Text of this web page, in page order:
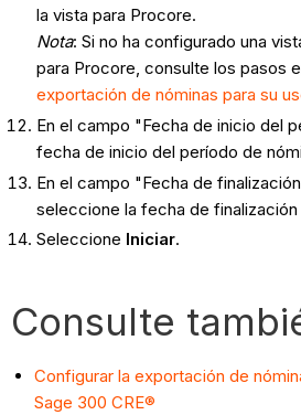
la vista para Procore.
Nota: Si no ha configurado una
para Procore, consulte los pasos
exportación de nóminas para su
En el campo "Fecha de inicio del
fecha de inicio del período de
En el campo "Fecha de
seleccione la fecha de
Seleccione Iniciar.
Consulte
Configurar la exportación de
Sage 300 CRE®